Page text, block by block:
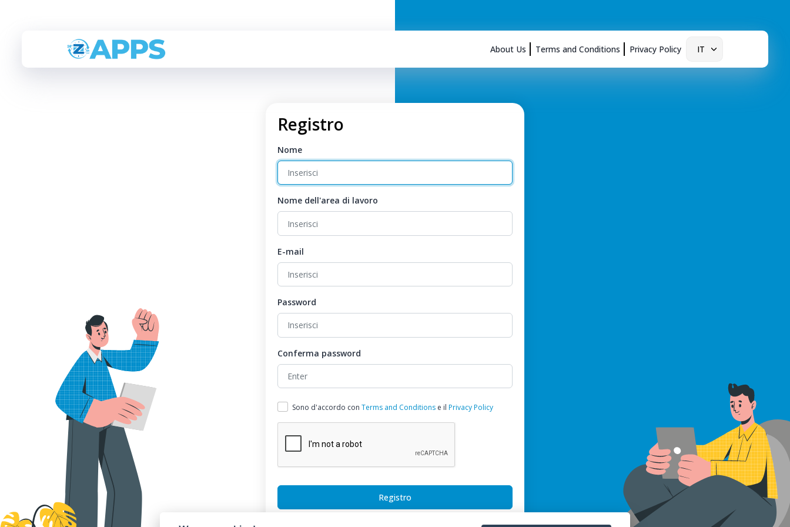
About Us Terms and Conditions Privacy Policy IT
Registro
Nome
Nome dell'area di lavoro
E-mail
Password
Conferma password
Sono d'accordo con Terms and Conditionse il Privacy Policy
Registro